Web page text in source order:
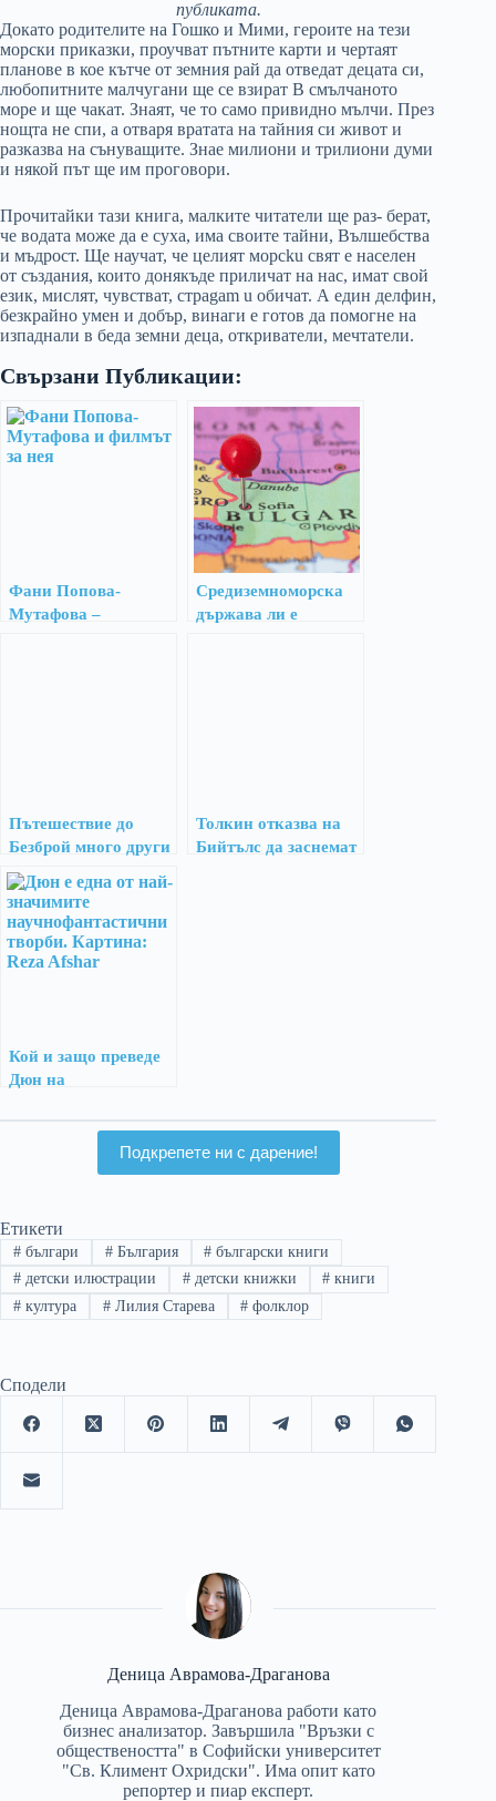
публиката.
Докато родителите на Гошко и Мими, героите на тези
морски приказки, проучват пътните карти и чертаят
планове в кое кътче от земния рай да отведат децата си,
любопитните малчугани ще се взират В смълчаното
море и ще чакат. Знаят, че то само привидно мълчи. През
нощта не спи, а отваря вратата на тайния си живот и
разказва на сънуващите. Знае милиони и трилиони думи
и някой път ще им проговори.
Прочитайки тази книга, малките читатели ще раз- берат,
че водата може да е суха, има своите тайни, Вълшебства
и мъдрост. Ще научат, че целият морсku свят е населен
от създания, които донякъде приличат на нас, имат свой
език, мислят, чувстват, стpagam u обичат. А един делфин,
безкрайно умен и добър, винаги е готов да помогне на
изпаднали в беда земни деца, откриватели, мечтатели.
Свързани Публикации:
Фани Попова-
Мутафова –
Средиземноморска
държава ли е
Пътешествие до
Безброй много други
чудни неща
Толкин отказва на
Бийтълс да заснемат
Кой и защо преведе
Дюн на
Подкрепете ни с дарение!
Етикети
#българи #България # български книги
#детски илюстрации #детски книжки # книги
#култура #Лилия Старева # фолклор
Сподели
Деница Аврамова-Драганова
Деница Аврамова-Драганова работи като
бизнес анализатор. Завършила "Връзки с
обществеността" в Софийски университет
"Св. Климент Охридски". Има опит като
репортер и пиар експерт.